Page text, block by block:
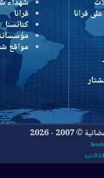
قرانا
كنائسنا
مؤسساتنا
مواقع شعبنا
2026